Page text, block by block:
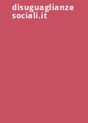
disuguaglianze
sociali.it